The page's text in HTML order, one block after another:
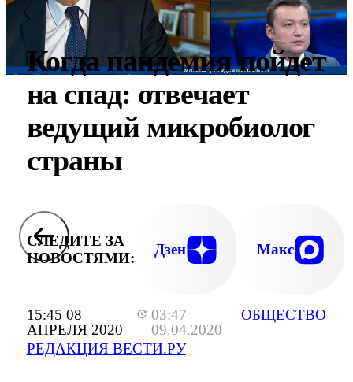
15:45 08
АПРЕЛЯ 2020
03:47
09.04.2020
РЕДАКЦИЯ ВЕСТИ.РУ
ОБЩЕСТВО
Когда пандемия пойдет
на спад: отвечает
ведущий микробиолог
страны
СЛЕДИТЕ ЗА
НОВОСТЯМИ:
Дзен Макс